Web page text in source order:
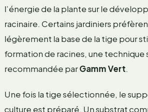
l’énergie de la plante sur le
racinaire. Certains jardiniers
légèrement la base de la tige pour
formation de racines, une technique
recommandée parGamm Vert.
Une fois la tige sélectionnée, le
culture est préparé. Un substrat